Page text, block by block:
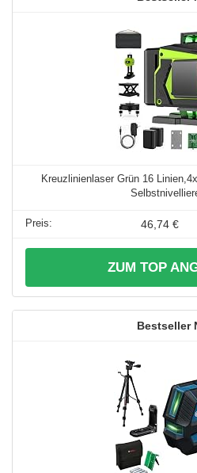
Kreuzlinienlaser Grün 16
46,74 €
ZUM TOP